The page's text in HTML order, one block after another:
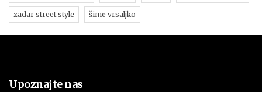
zadar street style šime vrsaljko
Upoznajte nas